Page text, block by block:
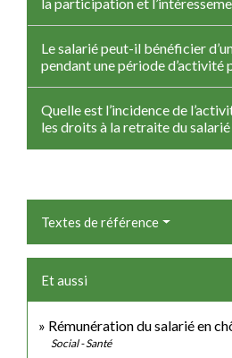
Le salarié peut-il bénéficier
pendant une période d’activité
Quelle est l’incidence de
les droits à la retraite du salarié
Textes de référence
Et aussi
Rémunération du salarié en
Social - Santé